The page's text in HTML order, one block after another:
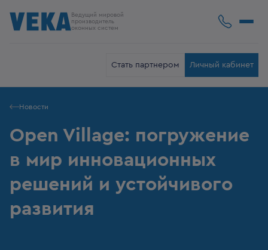
Ведущий мировой
производитель
оконных систем
Стать партнером Личный кабинет
Новости
Open Village: погружение
в мир инновационных
решений и устойчивого
развития